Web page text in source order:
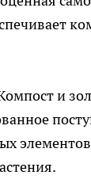
и
элементов